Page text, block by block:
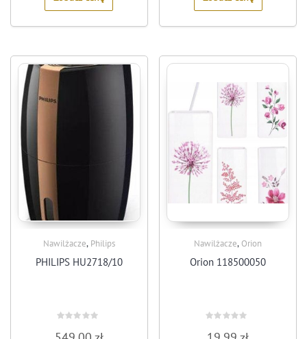
Nawilżacze, Philips
PHILIPS HU2718/10
0
Nawilżacze, Orion
Orion 118500050
0